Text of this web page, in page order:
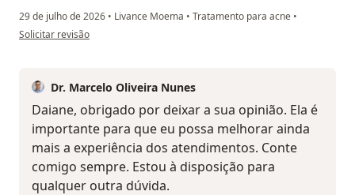
29 de julho de 2026 • Livance Moema • Tratamento para acne •
na opinião do utilizador Daiane M.P
Solicitar revisão
Dr. Marcelo Oliveira Nunes
Daiane, obrigado por deixar a sua opinião. Ela é
importante para que eu possa melhorar ainda
mais a experiência dos atendimentos. Conte
comigo sempre. Estou à disposição para
qualquer outra dúvida.